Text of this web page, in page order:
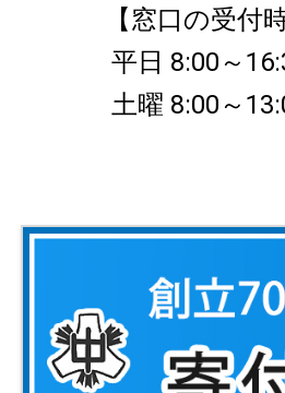
【窓口の受付時
平日 8:00～
土曜 8:00～13:00